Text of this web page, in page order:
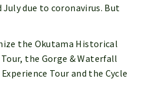
due to coronavirus. But
the Okutama Historical
the Gorge & Waterfall
Tour and the Cycle